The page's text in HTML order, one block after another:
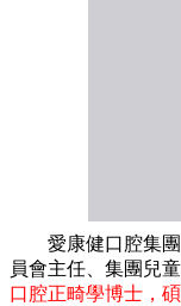
愛康健口腔集團
員會主任、集團兒
口腔正畸學博士，